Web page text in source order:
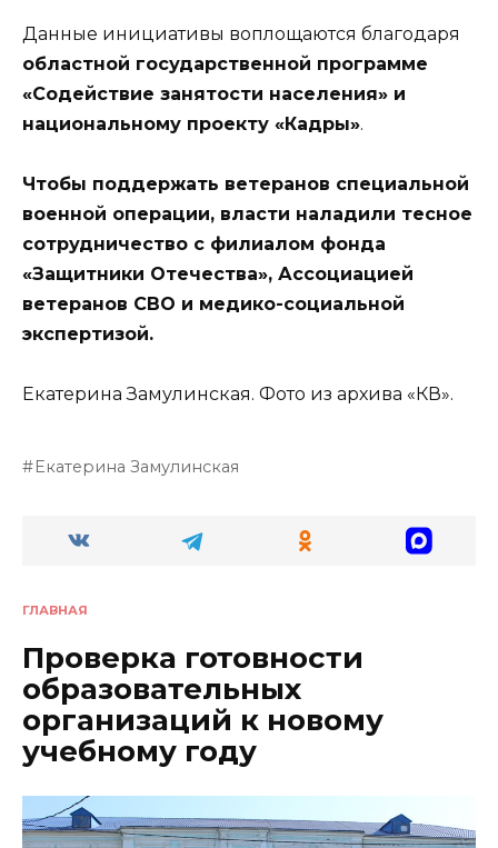
Данные инициативы воплощаются благодаря
областной государственной программе
«Содействие занятости населения» и
национальному проекту «Кадры».
Чтобы поддержать ветеранов специальной
военной операции, власти наладили тесное
сотрудничество с филиалом фонда
«Защитники Отечества», Ассоциацией
ветеранов СВО и медико-социальной
экспертизой.
Екатерина Замулинская. Фото из архива «КВ».
Екатерина Замулинская
ГЛАВНАЯ
Проверка готовности
образовательных
организаций к новому
учебному году